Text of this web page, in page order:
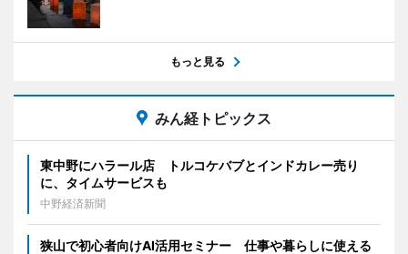
もっと見る
みん経トピックス
東中野にハラール店 トルコケバブとインドカレー売り
に、タイムサービスも
中野経済新聞
狭山で初心者向けAI活用セミナー 仕事や暮らしに使える